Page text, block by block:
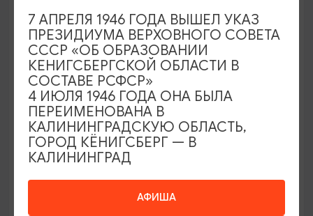
МАСТЕР-КЛАССЫ
Мастер-классы по керамике Елены
Бодяковой
Калининград, ул. Баранова, 45
АФИША
7 АПРЕЛЯ 1946 ГОДА ВЫШЕЛ УКАЗ
ПРЕЗИДИУМА ВЕРХОВНОГО СОВЕТА
СССР «ОБ ОБРАЗОВАНИИ
КЕНИГСБЕРГСКОЙ ОБЛАСТИ В
СОСТАВЕ РСФСР»
4 ИЮЛЯ 1946 ГОДА ОНА БЫЛА
ПЕРЕИМЕНОВАНА В
КАЛИНИНГРАДСКУЮ ОБЛАСТЬ,
ГОРОД КЁНИГСБЕРГ — В
КАЛИНИНГРАД